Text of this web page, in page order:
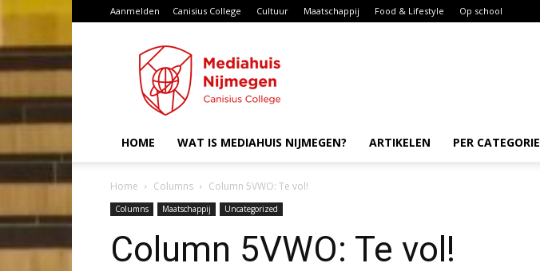
Aanmelden Canisius College Cultuur Maatschappij Food & Lifestyle Op school
Nijmegen
HOME WAT IS MEDIAHUIS NIJMEGEN? ARTIKELEN PER CATEGORIE
Home Columns Column 5VWO: Te vol!
Columns Maatschappij Uncategorized
Column 5VWO: Te vol!